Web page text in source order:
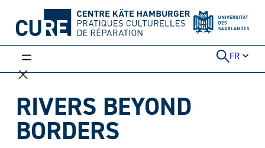
contenu
FR
RIVERS BEYOND
BORDERS